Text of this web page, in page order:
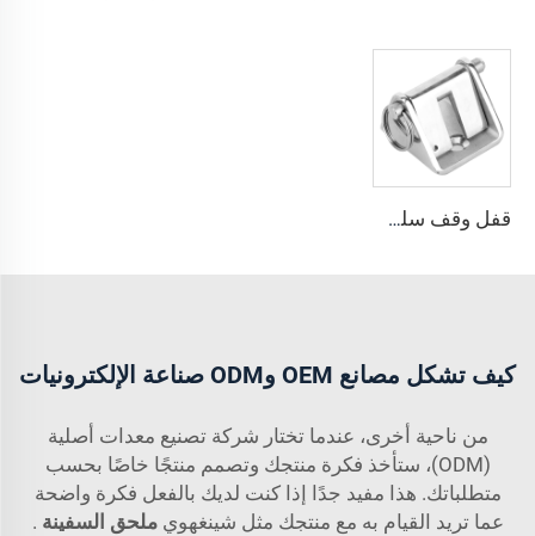
قفل وقف سلسلة القطر الخاص بالسفينة المصنوع من الفولاذ المقاوم للصدأ 316
كيف تشكل مصانع OEM وODM صناعة الإلكترونيات
من ناحية أخرى، عندما تختار شركة تصنيع معدات أصلية
(ODM)، ستأخذ فكرة منتجك وتصمم منتجًا خاصًا بحسب
متطلباتك. هذا مفيد جدًا إذا كنت لديك بالفعل فكرة واضحة
عما تريد القيام به مع منتجك مثل شينغهويملحق السفينة .